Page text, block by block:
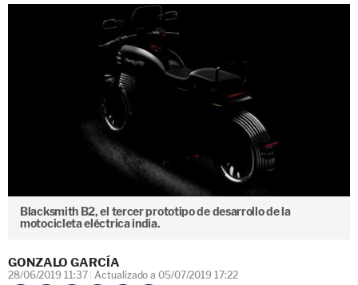
Blacksmith B2, el tercer prototipo de desarrollo de la
motocicleta eléctrica india.
GONZALO GARCÍA
28/06/2019 11:37 Actualizado a 05/07/2019 17:22